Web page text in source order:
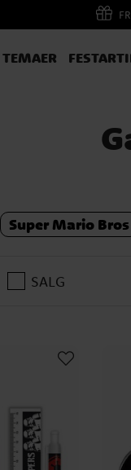
TEMAER
Super Mario Bros
SALG